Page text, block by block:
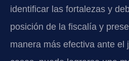
identificar las fortalezas y
posición de la fiscalía y
manera más efectiva ante el